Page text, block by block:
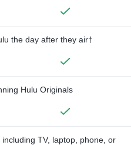
the day after they air†
Hulu Originals
TV, laptop, phone, or